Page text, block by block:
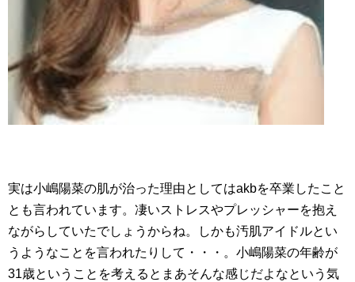
実は小嶋陽菜の肌が治った理由としてはakbを卒業したこと
とも言われています。凄いストレスやプレッシャーを抱え
ながらしていたでしょうからね。しかも汚肌アイドルとい
うようなことを言われたりして・・・。小嶋陽菜の年齢が
31歳ということを考えるとまあそんな感じだよなという気